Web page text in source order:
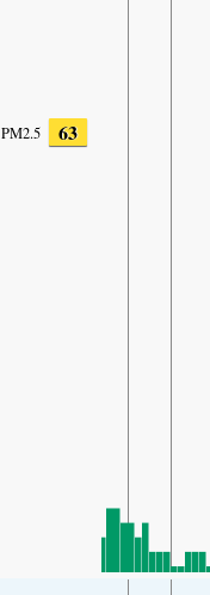
PM2.5 63